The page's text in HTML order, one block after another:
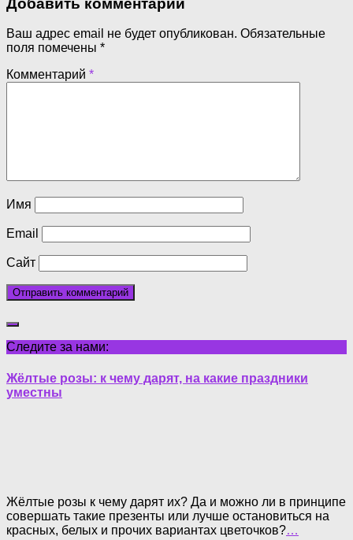
Ваш адрес email не будет опубликован. Обязательные
поля помечены *
Комментарий *
Имя
Email
Сайт
Следите за нами:
Жёлтые розы: к чему дарят, на какие праздники
уместны
Жёлтые розы к чему дарят их? Да и можно ли в принципе
совершать такие презенты или лучше остановиться на
красных, белых и прочих вариантах цветочков?…